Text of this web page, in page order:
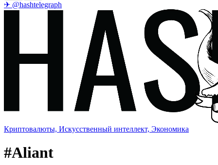
✈ @hashtelegraph
Криптовалюты, Искусственный интеллект, Экономика
#Aliant